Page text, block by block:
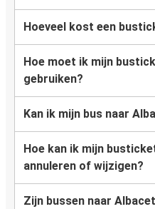
Hoeveel kost een
Hoe moet ik mijn
gebruiken?
Kan ik mijn bus naar
Hoe kan ik mijn
annuleren of wijzigen?
Zijn bussen naar